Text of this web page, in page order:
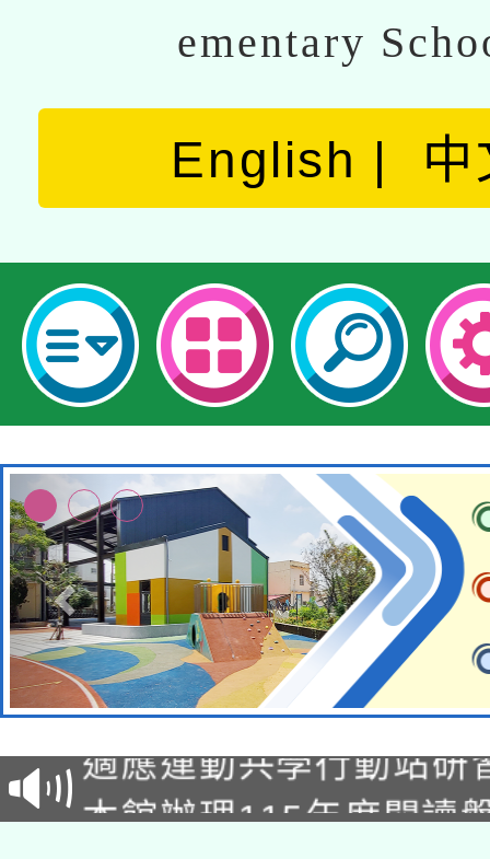
ementary
English 中
本校115學年度第2次
招甄選結果公告(無人
招)
適應運動共學行動站研
本館辦理115年度閱讀